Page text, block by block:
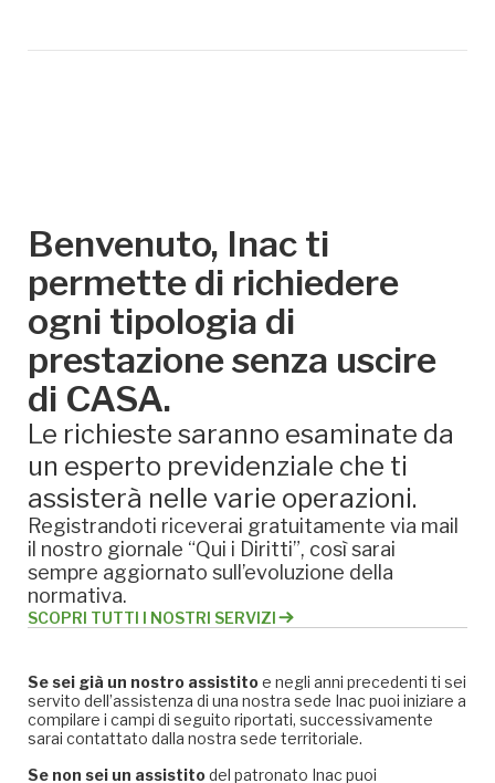
Benvenuto, Inac ti
permette di richiedere
ogni tipologia di
prestazione senza uscire
di CASA.
Le richieste saranno esaminate da
un esperto previdenziale che ti
assisterà nelle varie operazioni.
Registrandoti riceverai gratuitamente via mail
il nostro giornale “Qui i Diritti”, così sarai
sempre aggiornato sull’evoluzione della
normativa.
SCOPRI TUTTI I NOSTRI SERVIZI
Se sei già un nostro assistitoe negli anni precedenti ti sei
servito dell’assistenza di una nostra sede Inac puoi iniziare a
compilare i campi di seguito riportati, successivamente
sarai contattato dalla nostra sede territoriale.
Se non sei un assistitodel patronato Inac puoi